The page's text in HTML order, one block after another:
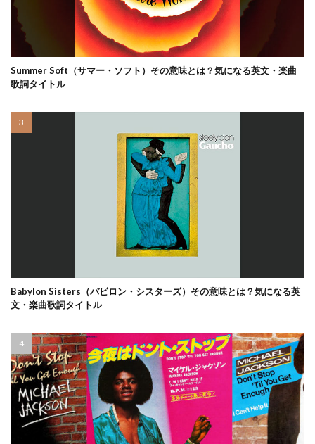
Summer Soft（サマー・ソフト）その意味とは？気になる英文・楽曲
歌詞タイトル
Babylon Sisters（バビロン・シスターズ）その意味とは？気になる英
文・楽曲歌詞タイトル